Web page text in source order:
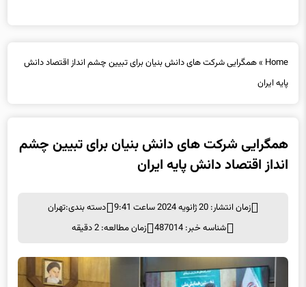
Home
»همگرایی شرکت های دانش بنیان برای تبیین چشم انداز اقتصاد دانش
پایه ایران
همگرایی شرکت های دانش بنیان برای تبیین چشم
انداز اقتصاد دانش پایه ایران
زمان انتشار: 20 ژانویه 2024 ساعت 9:41 دسته بندی:تهران
شناسه خبر: 487014
زمان مطالعه: 2 دقیقه